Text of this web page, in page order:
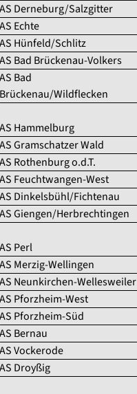
AS Derneburg/Salzgitter
AS Echte
AS Hünfeld/Schlitz
AS Bad Brückenau-Volkers
AS Bad
Brückenau/Wildflecken
AS Hammelburg
AS Gramschatzer Wald
AS Rothenburg o.d.T.
AS Feuchtwangen-West
AS Dinkelsbühl/Fichtenau
AS Giengen/Herbrechtingen
AS Perl
AS Merzig-Wellingen
AS Neunkirchen-Wellesweiler
AS Pforzheim-West
AS Pforzheim-Süd
AS Bernau
AS Vockerode
AS Droyßig